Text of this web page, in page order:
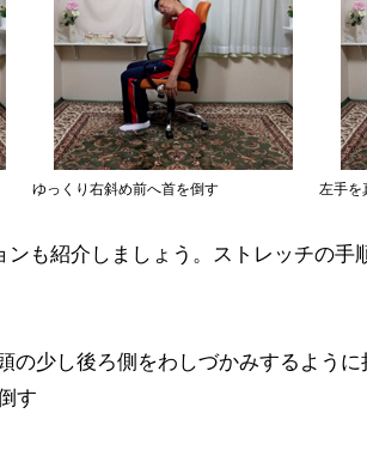
ゆっくり右斜め前へ首を倒す 左手を
も紹介しましょう。ストレッチの手
の少し後ろ側をわしづかみするように
す